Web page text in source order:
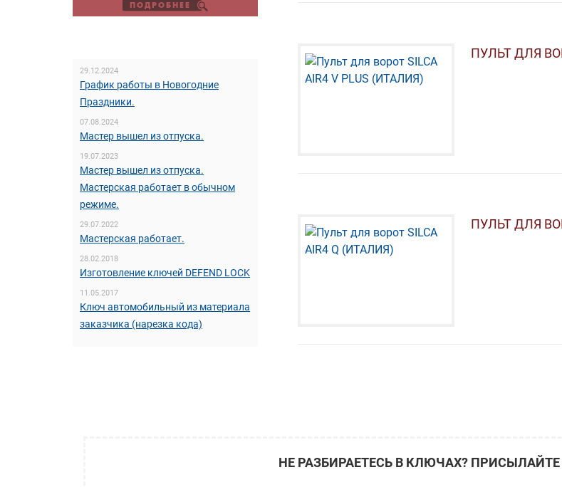
ПОДРОБНЕЕ
29.12.2024
График работы в Новогодние
Праздники.
07.08.2024
Мастер вышел из отпуска.
19.07.2023
Мастер вышел из отпуска.
Мастерская работает в обычном
режиме.
29.07.2022
Мастерская работает.
28.02.2018
Изготовление ключей DEFEND LOCK
11.05.2017
Ключ автомобильный из материала
заказчика (нарезка кода)
ПУЛЬТ ДЛЯ
ПУЛЬТ ДЛЯ
НЕ РАЗБИРАЕТЕСЬ В КЛЮЧАХ?